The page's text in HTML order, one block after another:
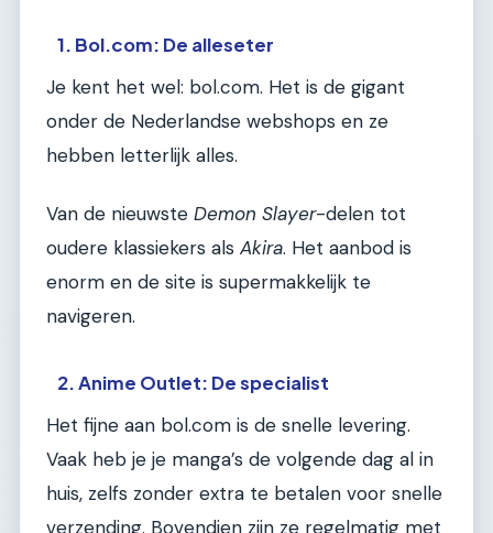
1. Bol.com: De alleseter
Je kent het wel: bol.com. Het is de gigant
onder de Nederlandse webshops en ze
hebben letterlijk alles.
Van de nieuwste Demon Slayer-delen tot
oudere klassiekers als Akira. Het aanbod is
enorm en de site is supermakkelijk te
navigeren.
2. Anime Outlet: De specialist
Het fijne aan bol.com is de snelle levering.
Vaak heb je je manga’s de volgende dag al in
huis, zelfs zonder extra te betalen voor snelle
verzending. Bovendien zijn ze regelmatig met